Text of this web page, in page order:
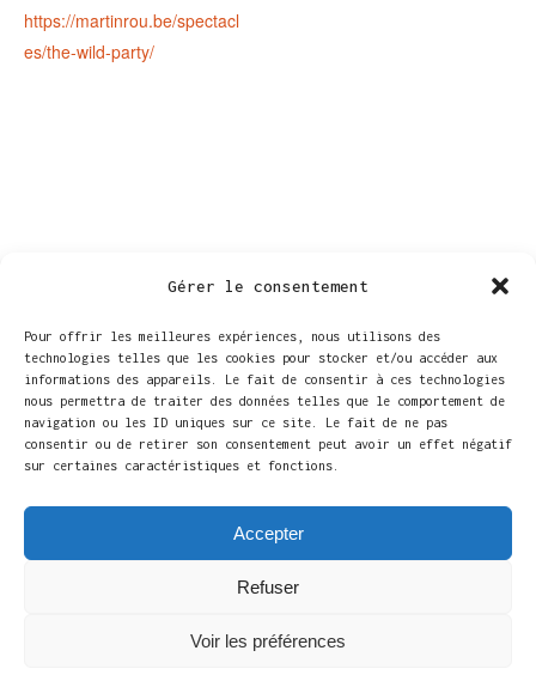
Gérer le consentement
Pour offrir les meilleures expériences, nous utilisons des
technologies telles que les cookies pour stocker et/ou accéder aux
informations des appareils. Le fait de consentir à ces technologies
nous permettra de traiter des données telles que le comportement de
navigation ou les ID uniques sur ce site. Le fait de ne pas
consentir ou de retirer son consentement peut avoir un effet négatif
sur certaines caractéristiques et fonctions.
Accepter
Refuser
Voir les préférences
https://martinrou.be/spectacl
es/the-wild-party/
LIEU
Chée de Charleroi 615,
+ Google Map